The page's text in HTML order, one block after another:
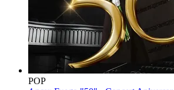
POP